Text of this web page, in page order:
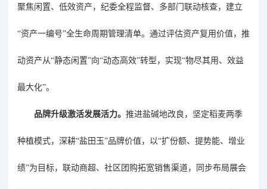
聚焦闲置、低效资产，纪委全程监督、多部门联动核查，建立
“资产一编号”全生命周期管理清单。通过评估资产复用价值，推
动资产从“静态闲置”向“动态高效”转型，实现“物尽其用、效益
最大化”。
品牌升级激活发展活力。 推进盐碱地改良，坚定稻麦两季
种植模式，深耕“盐田玉”品牌价值，以“扩份额、提势能、增业
绩”为目标，联动商超、社区团购拓宽销售渠道，同步布局展会